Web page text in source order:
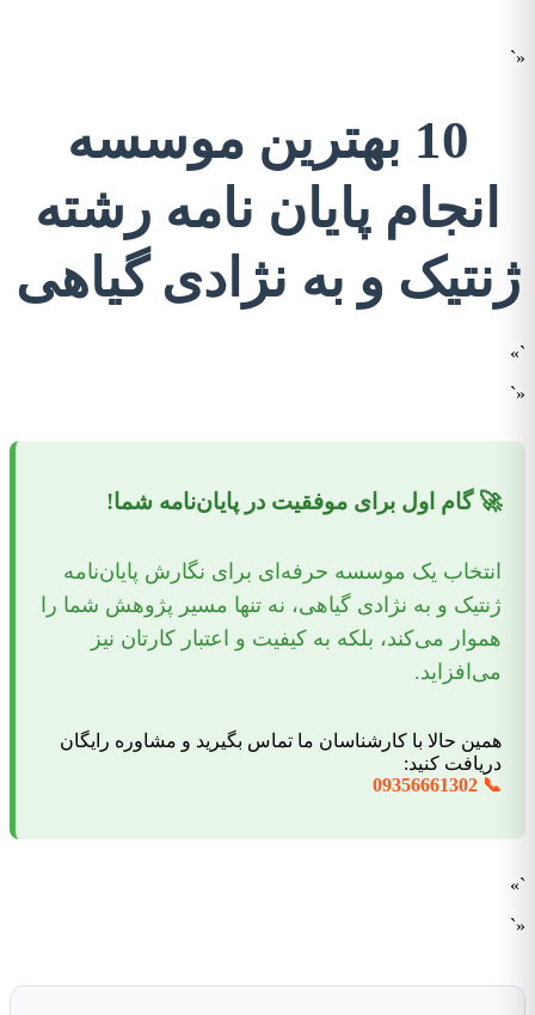
«`
10 بهترین موسسه
انجام پایان نامه رشته
ژنتیک و به نژادی گیاهی
`»
«`
🚀 گام اول برای موفقیت در پایان‌نامه شما!
انتخاب یک موسسه حرفه‌ای برای نگارش پایان‌نامه
ژنتیک و به نژادی گیاهی، نه تنها مسیر پژوهش شما را
هموار می‌کند، بلکه به کیفیت و اعتبار کارتان نیز
می‌افزاید.
همین حالا با کارشناسان ما تماس بگیرید و مشاوره رایگان
دریافت کنید:
📞 09356661302
`»
«`